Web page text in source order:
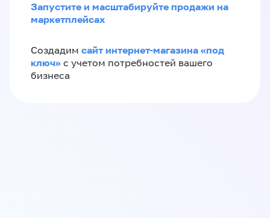
Запустите и масштабируйте продажи на
маркетплейсах
Создадим сайт интернет-магазина «под
ключ» с учетом потребностей вашего
бизнеса